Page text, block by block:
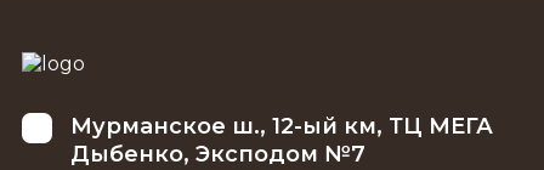
Мурманское ш., 12-ый км, ТЦ МЕГА
Дыбенко, Эксподом №7